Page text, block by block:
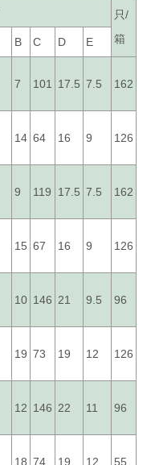
只/
箱
B C D E
7 101 17.5 7.5 162
14 64 16 9 126
9 119 17.5 7.5 162
15 67 16 9 126
10 146 21 9.5 96
19 73 19 12 126
12 146 22 11 96
18 74 19 12 55